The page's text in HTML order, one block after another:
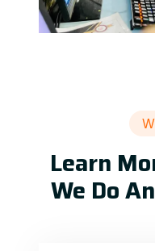
Learn
We Do